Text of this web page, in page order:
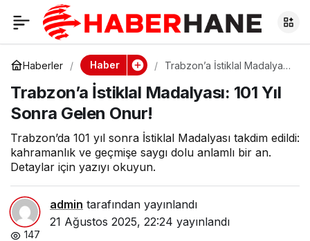
Haberler Haber
Trabzon’a İstiklal Madalyası:
Trabzon’a İstiklal Madalyası: 101 Yıl
Sonra Gelen Onur!
Trabzon’da 101 yıl sonra İstiklal Madalyası takdim edildi:
kahramanlık ve geçmişe saygı dolu anlamlı bir an.
Detaylar için yazıyı okuyun.
admin tarafından yayınlandı
21 Ağustos 2025, 22:24 yayınlandı
147
Trabzon’a İstiklal
Madalyası: 101 Yıl
Sonra Gelen Onur!